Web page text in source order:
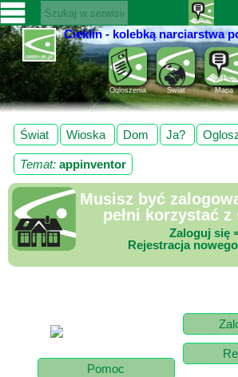
SERWISY
CIEKLIN-
SKI.PL
Wiadomości
Kultura
Sport
Fotorelacja
Pogoda
Z
Cieklin - kolebką narciarstwa
Mapa
Świat
Ogloszenia
Świat Wioska Dom Ja?
Temat: appinventor
Musisz być
pełni korzystać z
Zaloguj się
Rejestracja
Pomoc